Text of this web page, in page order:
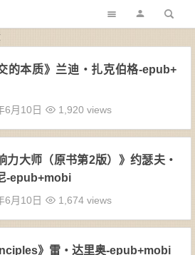
的本质》兰迪・扎克伯格-epub+
6月10日 1,920 views
力大师（原书第2版）》约瑟夫・
-epub+mobi
6月10日 1,674 views
》雷・达里奥-epub+mobi